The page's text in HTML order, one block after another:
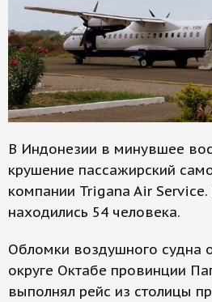
В Индонезии в минувшее
крушение пассажирский
компании Trigana Air
находились 54 человека.
Обломки воздушного судна
округе Октабе провинции
выполнял рейс из столицы